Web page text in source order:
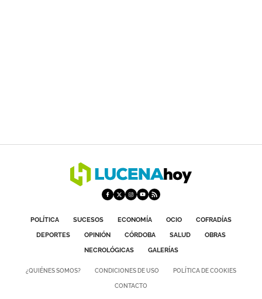
POLÍTICA SUCESOS ECONOMÍA OCIO
COFRADÍAS
DEPORTES
OPINIÓN CÓRDOBA SALUD
OBRAS
NECROLÓGICAS
GALERÍAS
¿QUIÉNES SOMOS? CONDICIONES DE USO POLÍTICA DE COOKIES
CONTACTO